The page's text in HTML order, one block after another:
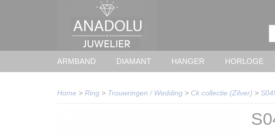
ARMBAND DIAMANT HANGER HORLOGE
Home > Ring > Trouwringen / Wedding > Ck collectie (Zilver) >